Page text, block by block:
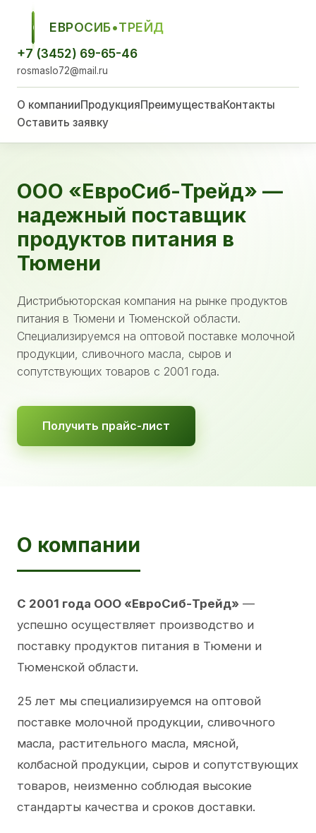
ЕСТ
ЕВРОСИБ•ТРЕЙД
+7 (3452) 69-65-46
rosmaslo72@mail.ru
О компанииПродукцияПреимуществаКонтакты
Оставить заявку
ООО «ЕвроСиб-Трейд» —
надежный поставщик
продуктов питания в
Тюмени
Дистрибьюторская компания на рынке продуктов
питания в Тюмени и Тюменской области.
Специализируемся на оптовой поставке молочной
продукции, сливочного масла, сыров и
сопутствующих товаров с 2001 года.
Получить прайс-лист
О компании
С 2001 года ООО «ЕвроСиб-Трейд» —
успешно осуществляет производство и
поставку продуктов питания в Тюмени и
Тюменской области.
25 лет мы специализируемся на оптовой
поставке молочной продукции, сливочного
масла, растительного масла, мясной,
колбасной продукции, сыров и сопутствующих
товаров, неизменно соблюдая высокие
стандарты качества и сроков доставки.